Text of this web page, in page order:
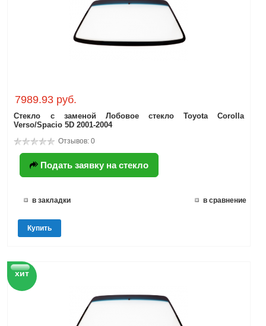
7989.93 руб.
Стекло с заменой Лобовое стекло Toyota Corolla
Verso/Spacio 5D 2001-2004
Отзывов: 0
Подать заявку на стекло
в закладки в сравнение
Купить
хит